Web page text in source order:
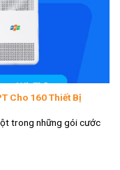
Cho 160 Thiết Bị
trong những gói cước